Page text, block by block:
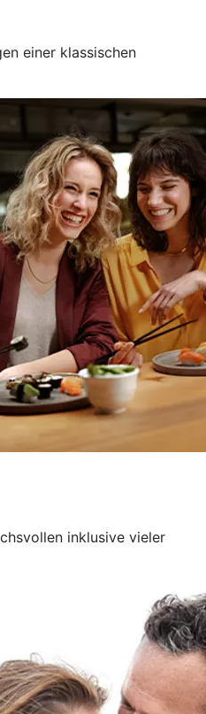
einer klassischen
inklusive vieler